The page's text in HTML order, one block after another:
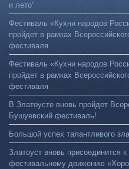
и лето"
Фестиваль «Кухни народов
пройдет в рамках
фестиваля
Фестиваль «Кухни народов
пройдет в рамках
фестиваля
В Златоусте вновь пройдет
Бушуевский фестиваль!
Большой успех талантливого
Златоуст вновь присоединится
фестивальному движению